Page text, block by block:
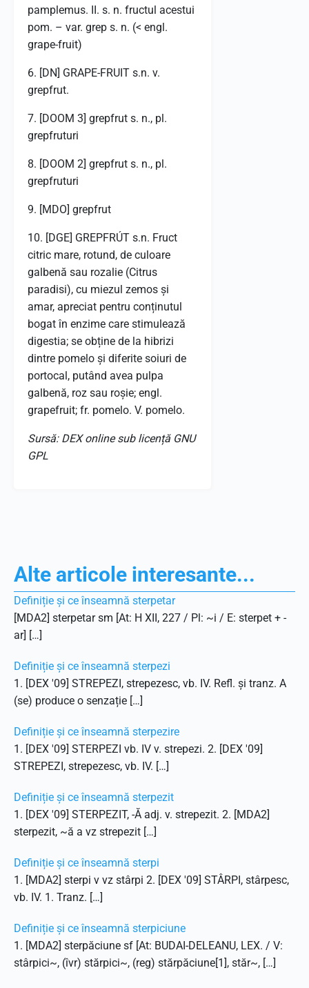
pamplemus. II. s. n. fructul acestui
pom. – var. grep s. n. (< engl.
grape-fruit)
6. [DN] GRAPE-FRUIT s.n. v.
grepfrut.
7. [DOOM 3] grepfrut s. n., pl.
grepfruturi
8. [DOOM 2] grepfrut s. n., pl.
grepfruturi
9. [MDO] grepfrut
10. [DGE] GREPFRÚT s.n. Fruct
citric mare, rotund, de culoare
galbenă sau rozalie (Citrus
paradisi), cu miezul zemos și
amar, apreciat pentru conținutul
bogat în enzime care stimulează
digestia; se obține de la hibrizi
dintre pomelo și diferite soiuri de
portocal, putând avea pulpa
galbenă, roz sau roșie; engl.
grapefruit; fr. pomelo. V. pomelo.
Sursă: DEX online sub licență GNU
GPL
Alte articole interesante...
Definiție și ce înseamnă sterpetar
[MDA2] sterpetar sm [At: H XII, 227 / Pl: ~i / E: sterpet + -
ar] […]
Definiție și ce înseamnă sterpezi
1. [DEX '09] STREPEZI, strepezesc, vb. IV. Refl. și tranz. A
(se) produce o senzație […]
Definiție și ce înseamnă sterpezire
1. [DEX '09] STERPEZI vb. IV v. strepezi. 2. [DEX '09]
STREPEZI, strepezesc, vb. IV. […]
Definiție și ce înseamnă sterpezit
1. [DEX '09] STERPEZIT, -Ă adj. v. strepezit. 2. [MDA2]
sterpezit, ~ă a vz strepezit […]
Definiție și ce înseamnă sterpi
1. [MDA2] sterpi v vz stârpi 2. [DEX '09] STÂRPI, stârpesc,
vb. IV. 1. Tranz. […]
Definiție și ce înseamnă sterpiciune
1. [MDA2] sterpăciune sf [At: BUDAI-DELEANU, LEX. / V:
stârpici~, (îvr) stărpici~, (reg) stărpăciune[1], stăr~, […]